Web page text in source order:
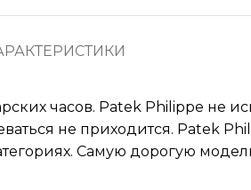
часов. Patek Philippe не
не приходится. Patek
Самую дорогую